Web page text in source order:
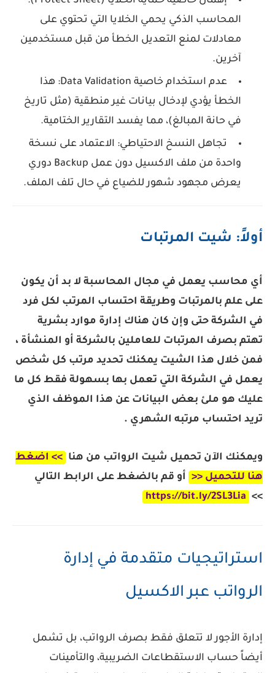
المحاسب الذكي يحمي الخلايا التي تحتوي على
معادلات لمنع التعديل الخطأ من قبل مستخدمين
آخرين.
عدم استخدام خاصية Data Validation:
هذا
الخطأ يؤدي لإدخال بيانات غير منطقية (مثل تاريخ
في حانة المبالغ)، مما يفسد التقارير الختامية.
تجاهل النسخ الاحتياطي: الاعتماد على نسخة
واحدة من ملف الاكسيل دون عمل Backup دوري
يعرض مجهود شهور للضياع في حال تلف الملف.
أولاً: شيت المرتبات
أي محاسب يعمل في مجال المحاسبة لا بد أن يكون
على علم بالمرتبات وطريقة احتساب المرتب لكل فرد
في الشركة حتى وإن كان هناك إدارة موارد بشرية
تهتم بصرف المرتبات للعاملين بالشركة أو المنشأة ،
فمن خلال هذا الشيت يمكنك تحديد مرتب كل شخص
يعمل في الشركة التي تعمل بها بسهولة فقط كل ما
عليك هو ملئ بعض البيانات عن هذا الموظف الذي
تريد احتساب مرتبه الشهري .
ويمكنك الآن تحميل شيت الرواتب من هنا >> اضغط
هنا للتحميل <<
أو قم بالضغط على الرابط التالي
>>
https://bit.ly/2SL3Lia
استراتيجيات متقدمة في إدارة
الرواتب عبر الاكسيل
إدارة الأجور لا تتعلق فقط بصرف الرواتب، بل تشمل
أيضاً حساب الاستقطاعات الضريبية، والتأمينات